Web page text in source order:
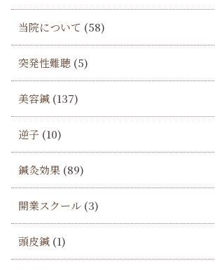
当院について (58)
突発性難聴 (5)
美容鍼 (137)
逆子 (10)
鍼灸効果 (89)
開業スクール (3)
頭皮鍼 (1)